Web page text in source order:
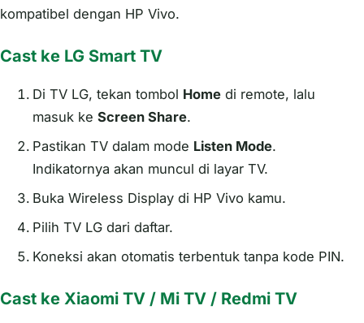
kompatibel dengan HP Vivo.
Cast ke LG Smart TV
Di TV LG, tekan tombol Home di remote, lalu
masuk ke Screen Share.
Pastikan TV dalam mode Listen Mode.
Indikatornya akan muncul di layar TV.
Buka Wireless Display di HP Vivo kamu.
Pilih TV LG dari daftar.
Koneksi akan otomatis terbentuk tanpa kode PIN.
Cast ke Xiaomi TV / Mi TV / Redmi TV